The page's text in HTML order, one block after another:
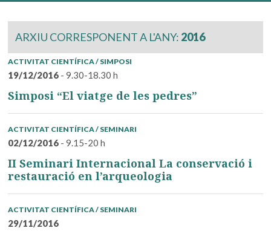
ARXIU CORRESPONENT A L'ANY: 2016
ACTIVITAT CIENTÍFICA / SIMPOSI
19/12/2016 - 9.30-18.30 h
Simposi “El viatge de les pedres”
ACTIVITAT CIENTÍFICA / SEMINARI
02/12/2016 - 9.15-20 h
II Seminari Internacional La conservació i
restauració en l’arqueologia
ACTIVITAT CIENTÍFICA / SEMINARI
29/11/2016